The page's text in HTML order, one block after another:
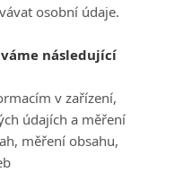
osobní údaje.
následující
v zařízení,
údajích a měření
měření obsahu,
CZ, s.r.o.
00 Praha 4